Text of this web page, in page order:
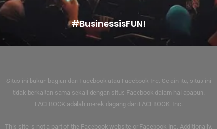
#BusinessisFUN!
Situs ini bukan bagian dari Facebook atau Facebook Inc. Selain itu, situs ini
tidak berkaitan sama sekali dengan situs Facebook dalam hal apapun.
FACEBOOK adalah merek dagang dari FACEBOOK, Inc.
This site is not a part of the Facebook website or Facebook Inc. Additionally,